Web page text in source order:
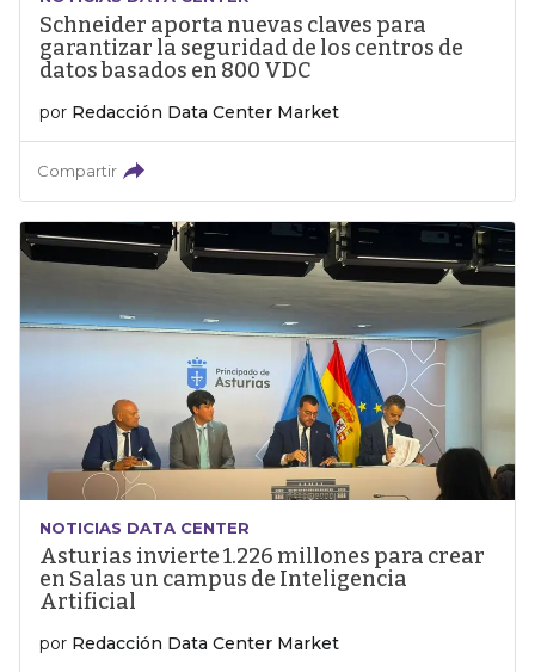
Schneider aporta nuevas claves para
garantizar la seguridad de los centros de
datos basados en 800 VDC
por Redacción Data Center Market
Compartir
NOTICIAS DATA CENTER
Asturias invierte 1.226 millones para crear
en Salas un campus de Inteligencia
Artificial
por Redacción Data Center Market